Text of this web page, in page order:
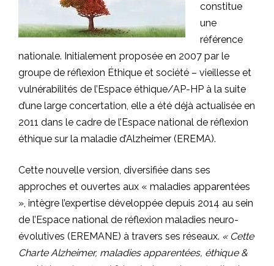
constitue
une
référence
nationale. Initialement proposée en 2007 par le
groupe de réflexion Éthique et société – vieillesse et
vulnérabilités de l’Espace éthique/AP-HP à la suite
d’une large concertation, elle a été déjà actualisée en
2011 dans le cadre de l’Espace national de réflexion
éthique sur la maladie d’Alzheimer (EREMA).
Cette nouvelle version, diversifiée dans ses
approches et ouvertes aux « maladies apparentées
», intègre l’expertise développée depuis 2014 au sein
de l’Espace national de réflexion maladies neuro-
évolutives (EREMANE) à travers ses réseaux. « Cette
Charte Alzheimer, maladies apparentées, éthique &